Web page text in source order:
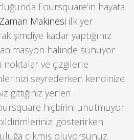
Foursquare’in hayata
Makinesi ilk yer
şimdiye kadar yaptığınız
halinde sunuyor.
ve çizgilerle
seyrederken kendinize
gittiğiniz yerleri
hiçbirini unutmuyor.
gösterirken
çıkmış oluyorsunuz.